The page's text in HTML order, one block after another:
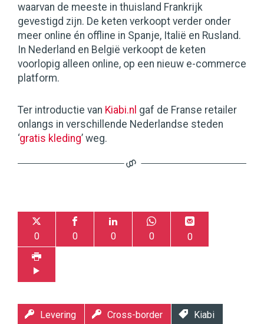
waarvan de meeste in thuisland Frankrijk
gevestigd zijn. De keten verkoopt verder onder
meer online én offline in Spanje, Italië en Rusland.
In Nederland en België verkoopt de keten
voorlopig alleen online, op een nieuw e-commerce
platform.
Ter introductie van Kiabi.nl gaf de Franse retailer
onlangs in verschillende Nederlandse steden
‘gratis kleding’ weg.
0 0 0 0 0
Levering Cross-border Kiabi